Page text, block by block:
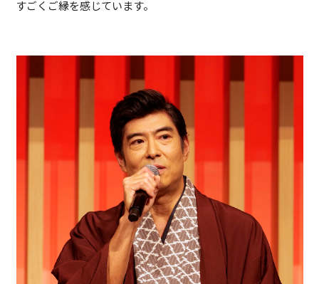
すごくご縁を感じています。